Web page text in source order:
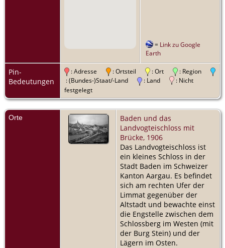
= Link zu Google
Earth
Pin-
Bedeutungen
: Adresse : Ortsteil : Ort
: Region
: (Bundes-)Staat/-Land
: Land
: Nicht
festgelegt
Orte
Baden und das
Landvogteischloss mit
Brücke, 1906
Das Landvogteischloss ist
ein kleines Schloss in der
Stadt Baden im Schweizer
Kanton Aargau. Es befindet
sich am rechten Ufer der
Limmat gegenüber der
Altstadt und bewachte einst
die Engstelle zwischen dem
Schlossberg im Westen (mit
der Burg Stein) und der
Lägern im Osten.